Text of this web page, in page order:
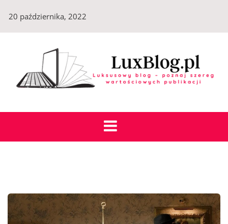
content
20 października, 2022
LuxBlog.pl
publikacji